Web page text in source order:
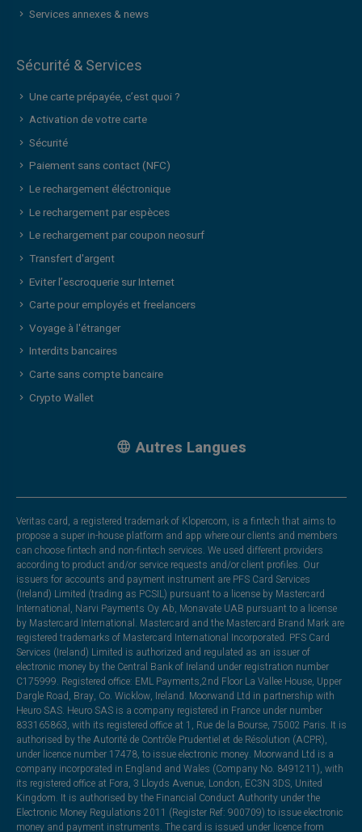
Services annexes & news
Sécurité & Services
Une carte prépayée, c’est quoi ?
Activation de votre carte
Sécurité
Paiement sans contact (NFC)
Le rechargement éléctronique
Le rechargement par espèces
Le rechargement par coupon neosurf
Transfert d'argent
Eviter l’escroquerie sur Internet
Carte pour employés et freelancers
Voyage à l'étranger
Interdits bancaires
Carte sans compte bancaire
Crypto Wallet
Autres Langues
Veritas card, a registered trademark of Klopercom, is a fintech that aims to
propose a super in-house platform and app where our clients and members
can choose fintech and non-fintech services. We used different providers
according to product and/or service requests and/or client profiles. Our
issuers for accounts and payment instrument are PFS Card Services
(Ireland) Limited (trading as PCSIL) pursuant to a license by Mastercard
International, Narvi Payments Oy Ab, Monavate UAB pursuant to a license
by Mastercard International. Mastercard and the Mastercard Brand Mark are
registered trademarks of Mastercard International Incorporated. PFS Card
Services (Ireland) Limited is authorized and regulated as an issuer of
electronic money by the Central Bank of Ireland under registration number
C175999. Registered office: EML Payments,2nd Floor La Vallee House, Upper
Dargle Road, Bray, Co. Wicklow, Ireland. Moorwand Ltd in partnership with
Heuro SAS. Heuro SAS is a company registered in France under number
833165863, with its registered office at 1, Rue de la Bourse, 75002 Paris. It is
authorised by the Autorité de Contrôle Prudentiel et de Résolution (ACPR),
under licence number 17478, to issue electronic money. Moorwand Ltd is a
company incorporated in England and Wales (Company No. 8491211), with
its registered office at Fora, 3 Lloyds Avenue, London, EC3N 3DS, United
Kingdom. It is authorised by the Financial Conduct Authority under the
Electronic Money Regulations 2011 (Register Ref: 900709) to issue electronic
money and payment instruments. The card is issued under licence from